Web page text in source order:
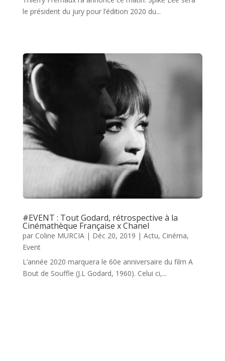
le président du jury pour l’édition 2020 du...
#EVENT : Tout Godard, rétrospective à la
Cinémathèque Française x Chanel
par Coline MURCIA| Déc 20, 2019 | Actu, Cinéma,
Event
L’année 2020 marquera le 60e anniversaire du film A
Bout de Souffle (J.L Godard, 1960). Celui ci,...